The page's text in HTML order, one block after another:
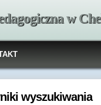
w
wyszukiwania